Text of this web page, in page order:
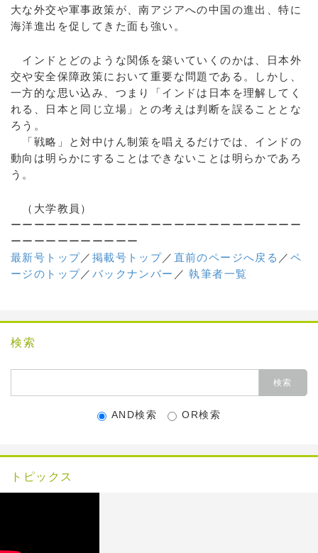
大な外交や軍事政策が、南アジアへの中国の進出、特に
海洋進出を促してきた面も強い。
インドとどのような関係を築いていくのかは、日本外
交や安全保障政策において重要な問題である。しかし、
一方的な思い込み、つまり「インドは日本を理解してく
れる、日本と同じ立場」との考えは判断を誤ることとな
ろう。
「戦略」と対中けん制策を唱えるだけでは、インドの
動向は明らかにすることはできないことは明らかであろ
う。
（大学教員）
ーーーーーーーーーーーーーーーーーーーーーーーーー
ーーーーーーーーーーー
最新号トップ／ 掲載号トップ／ 直前のページへ戻る ／ ペ
ージのトップ／ バックナンバー ／執筆者一覧
検索
AND検索 OR検索
トピックス